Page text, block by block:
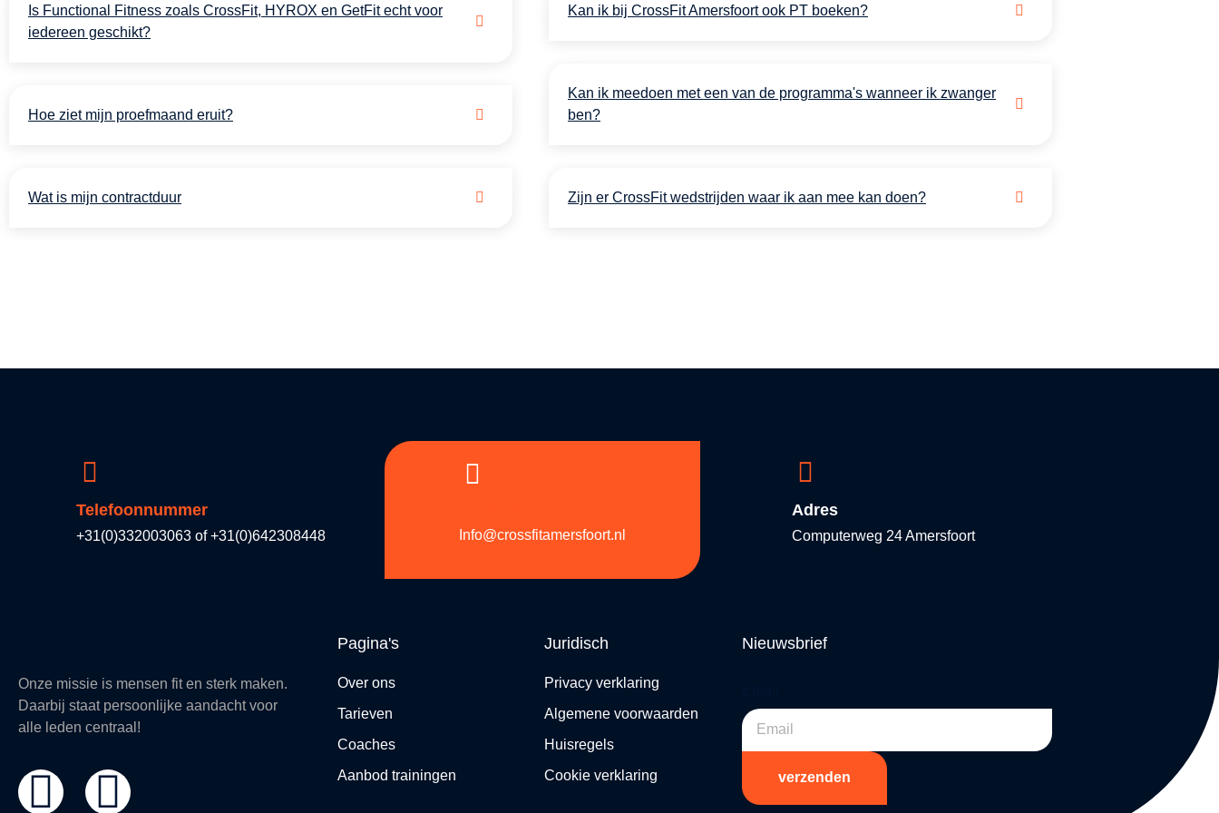
Is Functional Fitness zoals CrossFit, HYROX en GetFit echt voor
iedereen geschikt?
Hoe ziet mijn proefmaand eruit?
Wat is mijn contractduur
Kan ik bij CrossFit Amersfoort ook PT boeken?
Kan ik meedoen met een van de programma's wanneer ik zwanger
ben?
Zijn er CrossFit wedstrijden waar ik aan mee kan doen?
Telefoonnummer
+31(0)332003063 of +31(0)642308448
Info@crossfitamersfoort.nl
Adres
Computerweg 24 Amersfoort
Onze missie is mensen fit en sterk maken.
Daarbij staat persoonlijke aandacht voor
alle leden centraal!
Pagina's
Over ons
Tarieven
Coaches
Aanbod trainingen
Juridisch
Privacy verklaring
Algemene voorwaarden
Huisregels
Cookie verklaring
Nieuwsbrief
verzenden